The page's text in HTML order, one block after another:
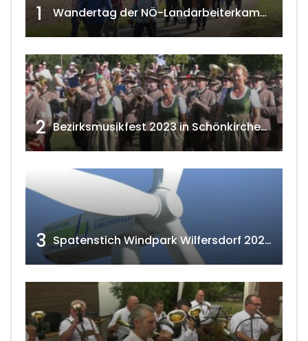
1 Wandertag der NÖ-Landarbeiterkammer in Hollabrunn 2024
2 Bezirksmusikfest 2023 in Schönkirchen-Reyersdorf
3 Spatenstich Windpark Wilfersdorf 2023 w4tv177